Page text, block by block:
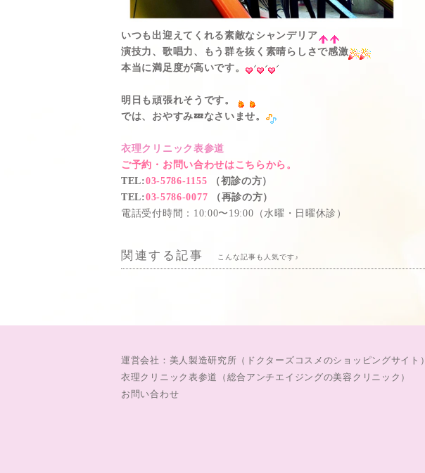
いつも出迎えてくれる素敵なシャンデリア
演技力、歌唱力、もう群を抜く素晴らしさで感激
本当に満足度が高いです。
明日も頑張れそうです。
では、おやすみ💤なさいませ。
衣理クリニック表参道
ご予約・お問い合わせはこちらから。
TEL:03-5786-1155 （初診の方）
TEL:03-5786-0077 （再診の方）
電話受付時間：10:00〜19:00（水曜・日曜休診）
関連する記事 こんな記事も人気です♪
運営会社：美人製造研究所（ドクターズコスメのショッピングサイト）
衣理クリニック表参道（総合アンチエイジングの美容クリニック）
お問い合わせ